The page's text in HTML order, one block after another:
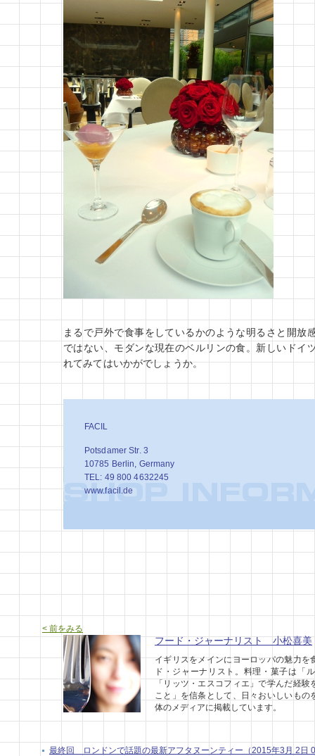
まるで戸外で食事をしているかのような明るさと開放
ではない、モダンな現在のベルリンの食。新しいドイ
れてみてはいかがでしょうか。
FACIL
Potsdamer Str. 3
10785 Berlin, Germany
TEL: 49 800 4632245
www.facil.de
< 前をみる
フード・ジャーナリスト 小松喜美
イギリスをメインにヨーロッパの魅力を
ド・ジャーナリスト。料理・菓子は「
「リッツ・エスコフィエ」で学んだ経
こと」を信条として、日々おいしいもの
体のメディアに掲載しています。
最終回 ロンドンで話題の最新アフタヌーンティー（2015年3月 2日